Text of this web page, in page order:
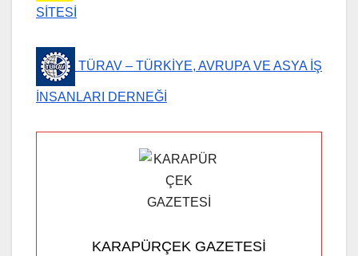
SİTESİ
TÜRAV – TÜRKİYE, AVRUPA VE ASYA İŞ
İNSANLARI DERNEĞİ
KARAPÜRÇEK GAZETESİ